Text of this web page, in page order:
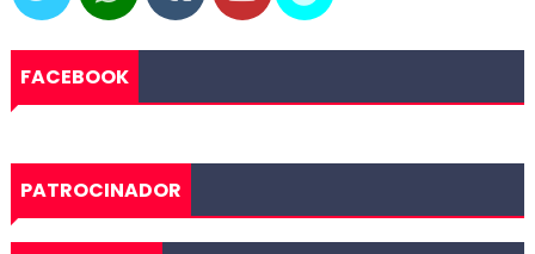
FACEBOOK
PATROCINADOR